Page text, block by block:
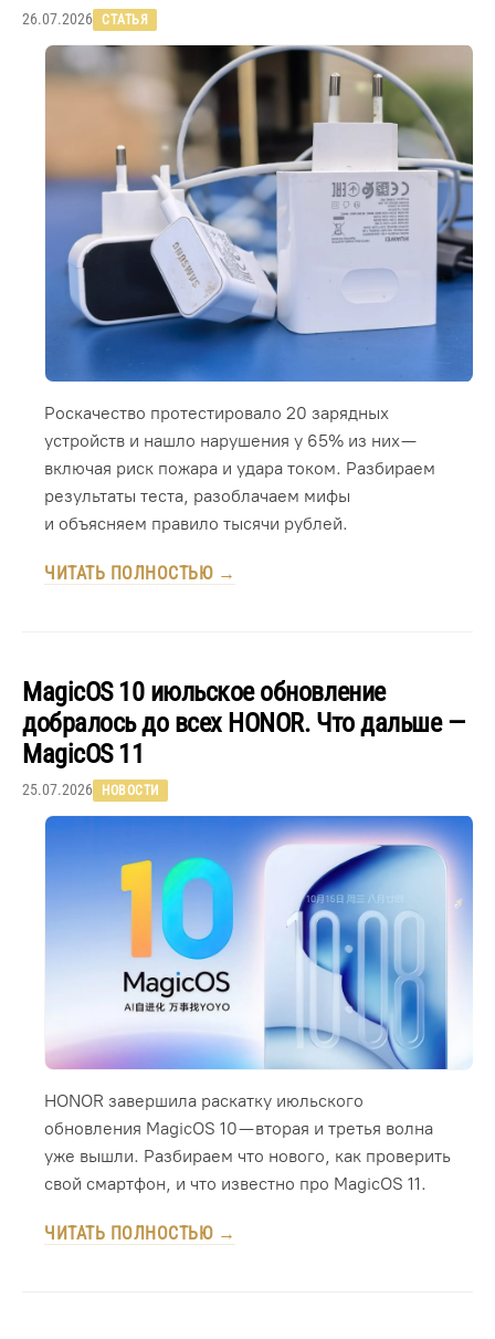
26.07.2026 СТАТЬЯ
Роскачество протестировало 20 зарядных
устройств и нашло нарушения у 65% из них —
включая риск пожара и удара током. Разбираем
результаты теста, разоблачаем мифы
и объясняем правило тысячи рублей.
ЧИТАТЬ ПОЛНОСТЬЮ →
MagicOS 10 июльское обновление
добралось до всех HONOR. Что дальше —
MagicOS 11
25.07.2026 НОВОСТИ
HONOR завершила раскатку июльского
обновления MagicOS 10 — вторая и третья волна
уже вышли. Разбираем что нового, как проверить
свой смартфон, и что известно про MagicOS 11.
ЧИТАТЬ ПОЛНОСТЬЮ →